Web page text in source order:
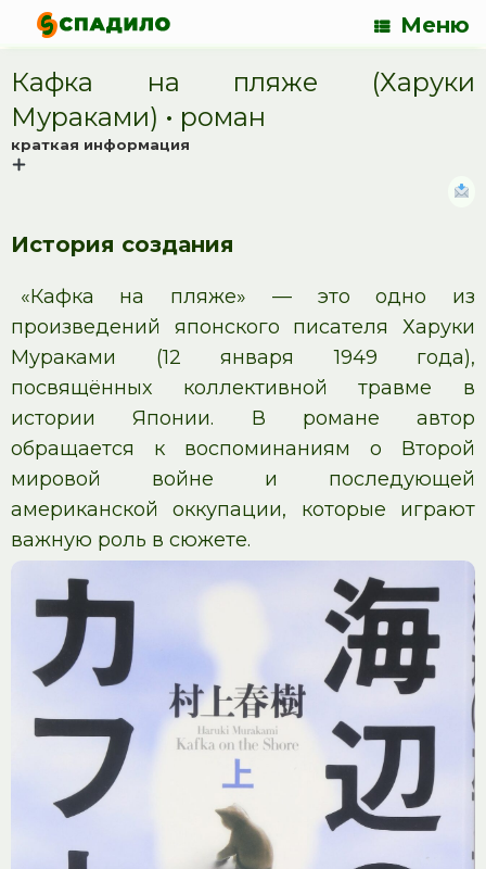
Меню
Кафка на пляже (Харуки
Мураками) • роман
краткая информация
История создания
«Кафка на пляже» — это одно из
произведений японского писателя Харуки
Мураками (12 января 1949 года),
посвящённых коллективной травме в
истории Японии. В романе автор
обращается к воспоминаниям о Второй
мировой войне и последующей
американской оккупации, которые играют
важную роль в сюжете.